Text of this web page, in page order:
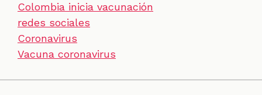
Colombia inicia vacunación
redes sociales
Coronavirus
Vacuna coronavirus